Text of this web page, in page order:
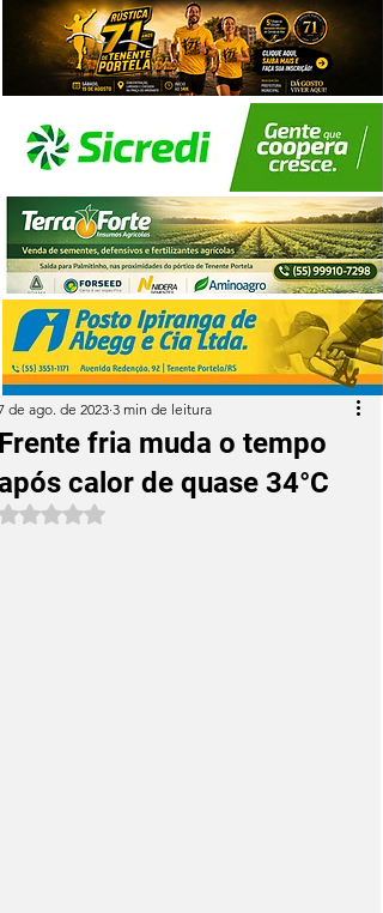
fria muda o tempo
calor de quase 34°C
de ago. de 2023 3 min de leitura
Avaliado com NaN de 5 estrelas.